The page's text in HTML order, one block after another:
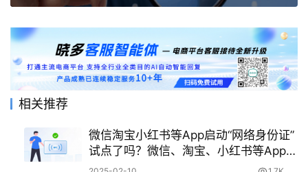
相关推荐
微信淘宝小红书等App启动“网络身份证”
试点了吗？微信、淘宝、小红书等App的
试点情况怎么样？